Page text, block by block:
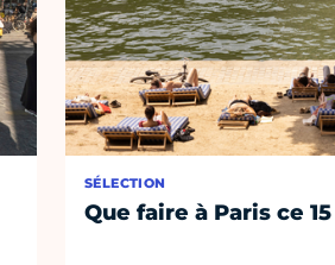
SÉLECTION
Que faire à Paris ce